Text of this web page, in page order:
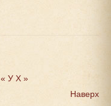
« У Х »
Наверх